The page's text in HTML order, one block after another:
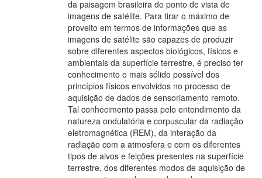
da paisagem brasileira do ponto de vista de
imagens de satélite. Para tirar o máximo de
proveito em termos de informações que as
imagens de satélite são capazes de produzir
sobre diferentes aspectos biológicos, físicos e
ambientais da superfície terrestre, é preciso ter
conhecimento o mais sólido possível dos
princípios físicos envolvidos no processo de
aquisição de dados de sensoriamento remoto.
Tal conhecimento passa pelo entendimento da
natureza ondulatória e corpuscular da radiação
eletromagnética (REM), da interação da
radiação com a atmosfera e com os diferentes
tipos de alvos e feições presentes na superfície
terrestre, dos diferentes modos de aquisição de